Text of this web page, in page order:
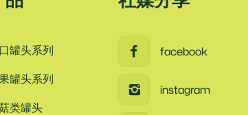
罐头系列
罐头系列
类罐头
facebook
instagram